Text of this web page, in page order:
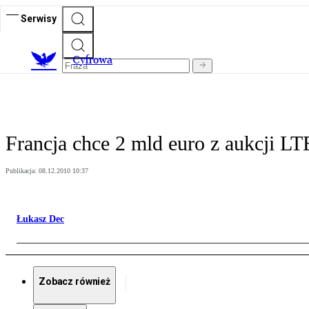
Serwisy
Cyfrowa
Francja chce 2 mld euro z aukcji
Publikacja: 08.12.2010 10:37
Łukasz Dec
Zobacz również